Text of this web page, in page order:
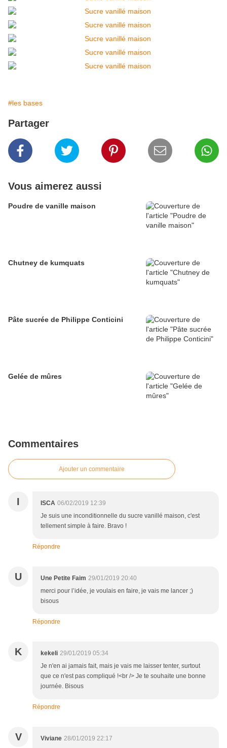
#les bases
Partager
Vous aimerez aussi
Poudre de vanille maison
Chutney de kumquats
Pâte sucrée de Philippe Conticini
Gelée de mûres
Commentaires
Ajouter un commentaire
I ISCA 06/02/2019 12:39
Je suis une inconditionnelle du sucre vanillé maison, c'est
tellement simple à faire. Bravo !
Répondre
U Une Petite Faim 29/01/2019 20:40
merci pour l’idée, je voulais en faire, je vais me lancer ;)
bisous
Répondre
K kekeli 29/01/2019 05:34
Je n'en ai jamais fait, mais je vais me laisser tenter, surtout
que ce n'est pas compliqué !<br /> Je te souhaite une bonne
journée. Bisous
Répondre
V Viviane 28/01/2019 22:17